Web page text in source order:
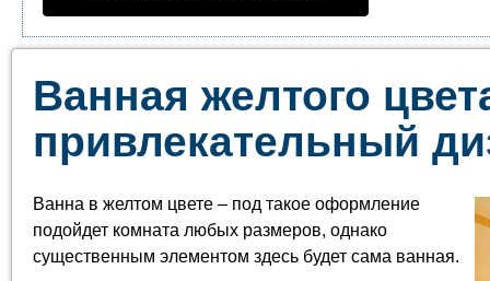
Ванная желтого
привлекательный
Ванна в желтом цвете – под такое оформление
подойдет комната любых размеров, однако
существенным элементом здесь будет сама ванная.